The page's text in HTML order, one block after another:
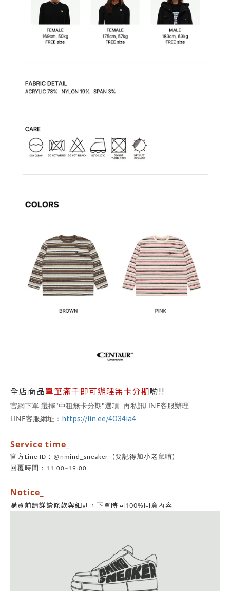
全店商品單筆滿千即可辦理無卡分期喲!!
官網下單 選擇"中租無卡分期"選項 再私訊LINE客服辦理
LINE客服網址： https://lin.ee/4O34ia4
Service time_
官方Line ID：@nmind_sneaker (要記得加小老鼠唷)
回覆時間：11:00~19:00
Notice_
購買前請詳讀條款與細則， 下單時同100%同意內容